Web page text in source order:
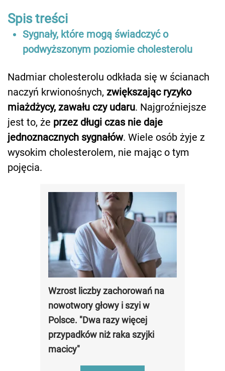
Spis treści
Sygnały, które mogą świadczyć o
podwyższonym poziomie cholesterolu
Nadmiar cholesterolu odkłada się w ścianach
naczyń krwionośnych, zwiększając ryzyko
miażdżycy, zawału czy udaru. Najgroźniejsze
jest to, że przez długi czas nie daje
jednoznacznych sygnałów. Wiele osób żyje z
wysokim cholesterolem, nie mając o tym
pojęcia.
Wzrost liczby zachorowań na
nowotwory głowy i szyi w
Polsce. "Dwa razy więcej
przypadków niż raka szyjki
macicy"